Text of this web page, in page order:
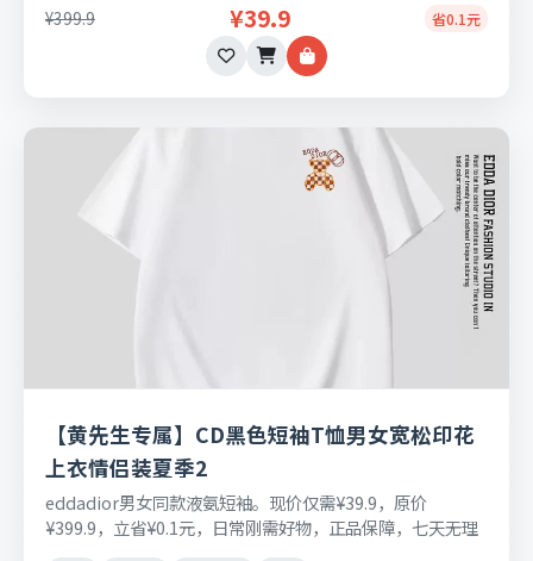
¥399.9 ¥39.9 省0.1元
【黄先生专属】CD黑色短袖T恤男女宽松印花
上衣情侣装夏季2
eddadior男女同款液氨短袖。现价仅需¥39.9，原价
¥399.9，立省¥0.1元，日常刚需好物，正品保障，七天无理